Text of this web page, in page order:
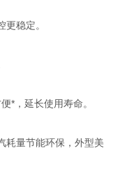
稳定。
，延长使用寿命。
量节能环保，外型美